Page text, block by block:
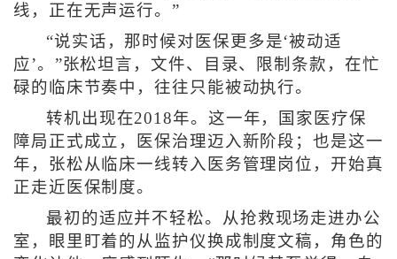
线，正在无声运行。”
“说实话，那时候对医保更多是‘被动适
应’。”张松坦言，文件、目录、限制条款，在忙
碌的临床节奏中，往往只能被动执行。
转机出现在2018年。这一年，国家医疗保
障局正式成立，医保治理迈入新阶段；也是这一
年，张松从临床一线转入医务管理岗位，开始真
正走近医保制度。
最初的适应并不轻松。从抢救现场走进办公
室，眼里盯着的从监护仪换成制度文稿，角色的